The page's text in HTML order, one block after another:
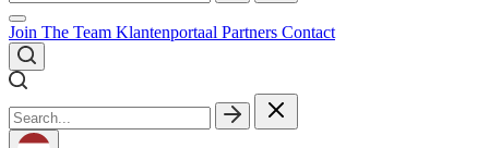
Join The Team Klantenportaal Partners Contact